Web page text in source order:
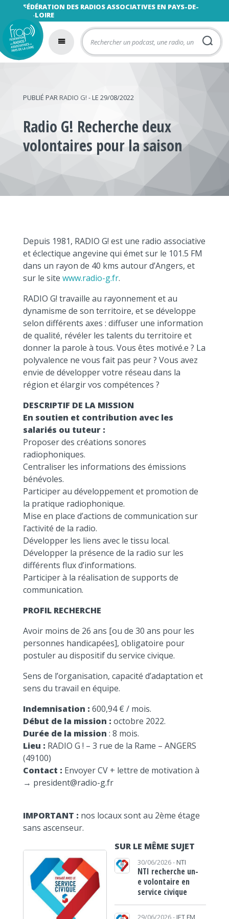
FÉDÉRATION DES RADIOS ASSOCIATIVES EN PAYS-DE-
LA-LOIRE
PUBLIÉ PAR RADIO G! - LE 29/08/2022
Radio G! Recherche deux
volontaires pour la saison
Depuis 1981, RADIO G! est une radio associative
et éclectique angevine qui émet sur le 101.5 FM
dans un rayon de 40 kms autour d’Angers, et
sur le site www.radio-g.fr.
RADIO G! travaille au rayonnement et au
dynamisme de son territoire, et se développe
selon différents axes : diffuser une information
de qualité, révéler les talents du territoire et
donner la parole à tous. Vous êtes motivé.e ? La
polyvalence ne vous fait pas peur ? Vous avez
envie de développer votre réseau dans la
région et élargir vos compétences ?
DESCRIPTIF DE LA MISSION
En soutien et contribution avec les
salariés ou tuteur :
Proposer des créations sonores
radiophoniques.
Centraliser les informations des émissions
bénévoles.
Participer au développement et promotion de
la pratique radiophonique.
Mise en place d’actions de communication sur
l’activité de la radio.
Développer les liens avec le tissu local.
Développer la présence de la radio sur les
différents flux d’informations.
Participer à la réalisation de supports de
communication.
PROFIL RECHERCHE
Avoir moins de 26 ans [ou de 30 ans pour les
personnes handicapées], obligatoire pour
postuler au dispositif du service civique.
Sens de l’organisation, capacité d’adaptation et
sens du travail en équipe.
Indemnisation : 600,94 € / mois.
Début de la mission : octobre 2022.
Durée de la mission : 8 mois.
Lieu : RADIO G ! – 3 rue de la Rame – ANGERS
(49100)
Contact : Envoyer CV + lettre de motivation à
→ president@radio-g.fr
IMPORTANT : nos locaux sont au 2ème étage
sans ascenseur.
SUR LE MÊME SUJET
30/06/2026 - NTI
NTI recherche un-
e volontaire en
service civique
29/06/2026 - JET FM